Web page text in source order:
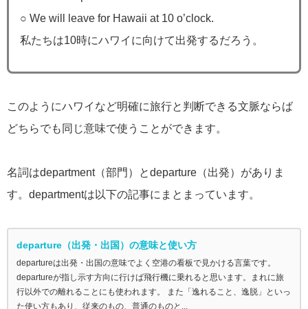
○ We will leave for Hawaii at 10 o’clock.
私たちは10時にハワイに向けて出発するだろう。
このようにハワイなど明確に旅行と判断できる文脈ならば
どちらでも同じ意味で使うことができます。
名詞はdepartment（部門）とdeparture（出発）がありま
す。departmentは以下の記事にまとまっています。
departure（出発・出国）の意味と使い方
departureは出発・出国の意味でよく空港の看板で見かける言葉です。
departureが指し示す方向に行けば飛行機に乗れると思います。まれに旅
行以外での離れることにも使われます。 また「逸れること、逸脱」といっ
た使い方もあり、従来のもの、普通のものと...